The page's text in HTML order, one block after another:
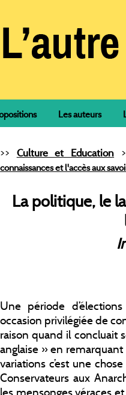
Les auteurs
>> Culture et Education
connaissances et l'accès aux
La politique, le
Une période
occasion privilégiée de
raison quand il concluait
anglaise » en
variations c’est une
Conservateurs aux
les mensonges véraces